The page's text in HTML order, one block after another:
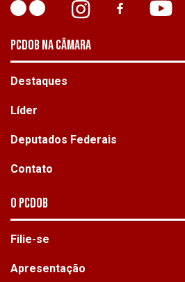
PCDOB NA CÂMARA
Destaques
Líder
Deputados Federais
Contato
O PCdoB
Filie-se
Apresentação